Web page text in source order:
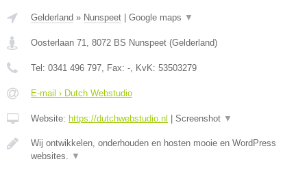
Gelderland » Nunspeet Google maps ▼
Oosterlaan 71 8072 BS Nunspeet (Gelderland)
Tel: 0341 496 797 , Fax: - , KvK: 53503279
E-mail › Dutch Webstudio
Website: https://dutchwebstudio.nl Screenshot ▼
Wij ontwikkelen, onderhouden en hosten mooie en WordPress
websites.
▼